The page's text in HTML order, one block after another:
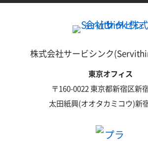
株式会社サービシンク
東京オフィス
〒160-0022 東京都新宿区新
太田紙興(オオタカミコウ)新